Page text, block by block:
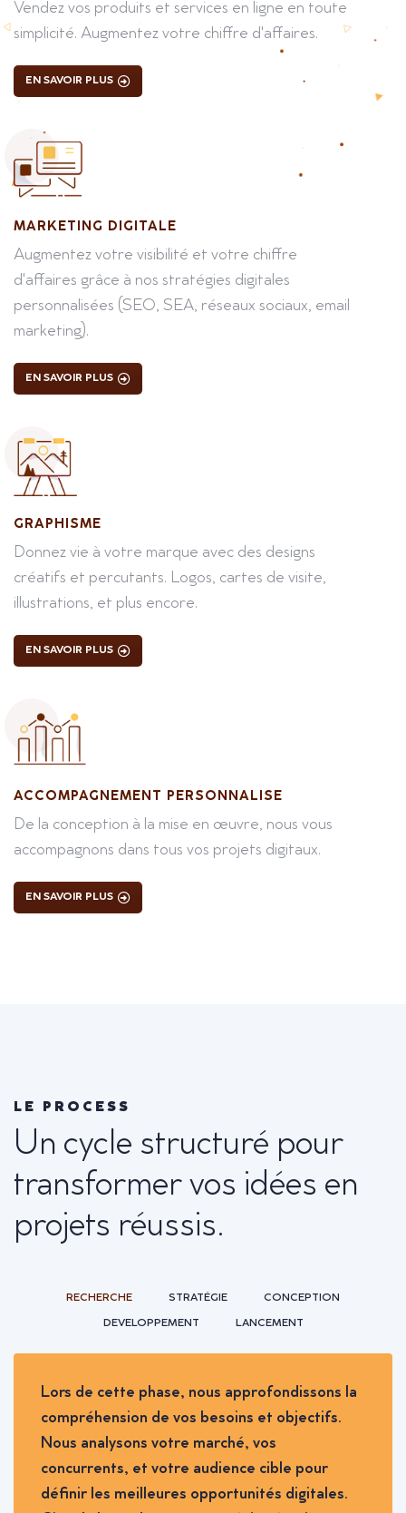
Vendez vos produits et services en ligne en toute
simplicité. Augmentez votre chiffre d'affaires.
EN SAVOIR PLUS
MARKETING DIGITALE
Augmentez votre visibilité et votre chiffre
d'affaires grâce à nos stratégies digitales
personnalisées (SEO, SEA, réseaux sociaux, email
marketing).
EN SAVOIR PLUS
GRAPHISME
Donnez vie à votre marque avec des designs
créatifs et percutants. Logos, cartes de visite,
illustrations, et plus encore.
EN SAVOIR PLUS
ACCOMPAGNEMENT PERSONNALISE
De la conception à la mise en œuvre, nous vous
accompagnons dans tous vos projets digitaux.
EN SAVOIR PLUS
LE PROCESS
Un cycle structuré pour
transformer vos idées en
projets réussis.
RECHERCHE STRATÉGIE CONCEPTION
DEVELOPPEMENT LANCEMENT
Lors de cette phase, nous approfondissons la
compréhension de vos besoins et objectifs.
Nous analysons votre marché, vos
concurrents, et votre audience cible pour
définir les meilleures opportunités digitales.